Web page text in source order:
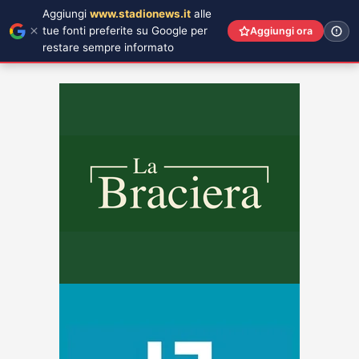
Aggiungi www.stadionews.it alle
tue fonti preferite su Google per
restare sempre informato
Aggiungi ora